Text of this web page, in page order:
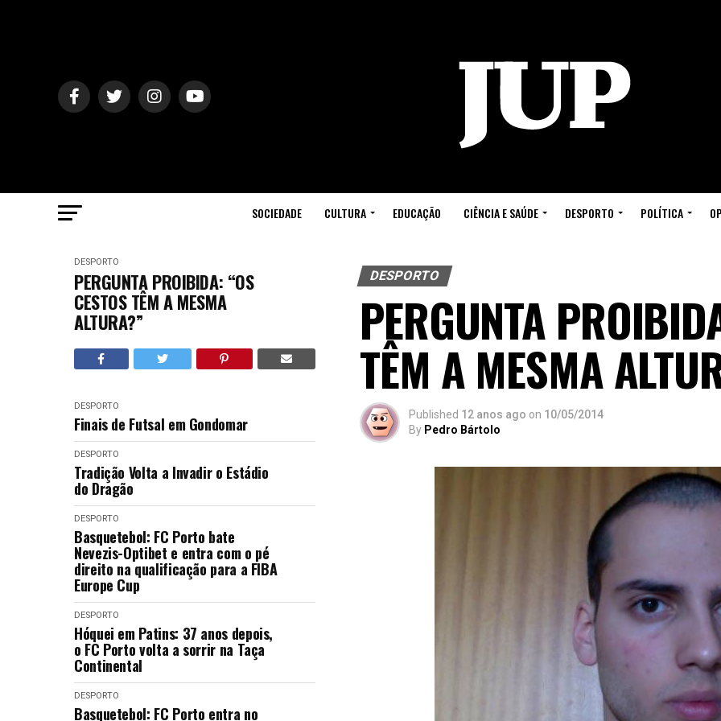
SOCIEDADE CULTURA EDUCAÇÃO CIÊNCIA E SAÚDE DESPORTO POLÍTICA
DESPORTO
PERGUNTA PROIBIDA: “OS
CESTOS TÊM A MESMA
ALTURA?”
DESPORTO
Finais de Futsal em Gondomar
DESPORTO
Tradição Volta a Invadir o Estádio
do Dragão
DESPORTO
Basquetebol: FC Porto bate
Nevezis-Optibet e entra com o pé
direito na qualificação para a FIBA
Europe Cup
DESPORTO
Hóquei em Patins: 37 anos depois,
o FC Porto volta a sorrir na Taça
Continental
DESPORTO
Basquetebol: FC Porto entra no
DESPORTO
PERGUNTA
TÊM A MESMA
Published 12 anos ago on 10/05/2014
By Pedro Bártolo